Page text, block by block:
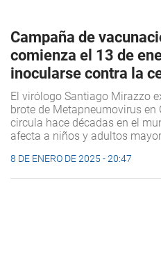
Campaña de
comienza el 13 de
inocularse contra la
El virólogo Santiago Mirazzo
brote de Metapneumovirus en
circula hace décadas en el
afecta a niños y adultos
8 DE ENERO DE 2025 - 20:47